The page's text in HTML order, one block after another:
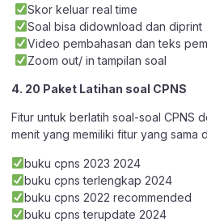
Skor keluar real time
Soal bisa didownload dan diprint
Video pembahasan dan teks
Zoom out/ in tampilan soal
4. 20 Paket Latihan soal CPNS
Fitur untuk berlatih soal-soal CPNS
menit yang memiliki fitur yang sama
buku cpns 2023 2024
buku cpns terlengkap 2024
buku cpns 2022 recommended
buku cpns terupdate 2024